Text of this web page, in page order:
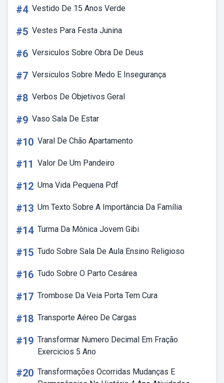
#4 Vestido De 15 Anos Verde
#5 Vestes Para Festa Junina
#6 Versiculos Sobre Obra De Deus
#7 Versiculos Sobre Medo E Insegurança
#8 Verbos De Objetivos Geral
#9 Vaso Sala De Estar
#10 Varal De Chão Apartamento
#11 Valor De Um Pandeiro
#12 Uma Vida Pequena Pdf
#13 Um Texto Sobre A Importância Da Família
#14 Turma Da Mônica Jovem Gibi
#15 Tudo Sobre Sala De Aula Ensino Religioso
#16 Tudo Sobre O Parto Cesárea
#17 Trombose Da Veia Porta Tem Cura
#18 Transporte Aéreo De Cargas
#19 Transformar Numero Decimal Em Fração
Exercicios 5 Ano
#20 Transformações Ocorridas Mudanças E